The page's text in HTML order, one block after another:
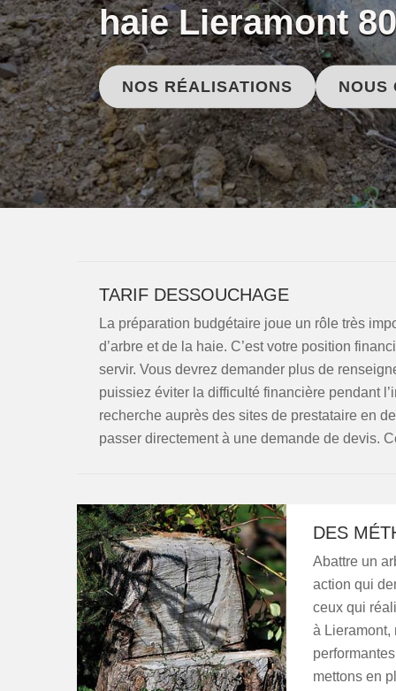
haie Lieramont
NOS RÉALISATIONS NOUS
TARIF DESSOUCHAGE
La préparation budgétaire joue un rôle très
d’arbre et de la haie. C’est votre position
servir. Vous devrez demander plus de
puissiez éviter la difficulté financière pendant
recherche auprès des sites de prestataire en
passer directement à une demande de devis.
DES
Abattre un
action qui
ceux qui
à Lieramont,
mettons en